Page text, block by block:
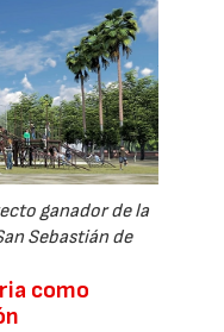
ganador de la
Sebastián de
como